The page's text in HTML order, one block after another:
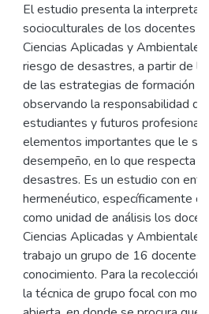
El estudio presenta la
socioculturales de los docentes
Ciencias Aplicadas y
riesgo de desastres, a partir de
de las estrategias de formación
observando la responsabilidad
estudiantes y futuros
elementos importantes que le
desempeño, en lo que respecta
desastres. Es un estudio con
hermenéutico, específicamente
como unidad de análisis los
Ciencias Aplicadas y
trabajo un grupo de 16 docentes
conocimiento. Para la recolección
la técnica de grupo focal con